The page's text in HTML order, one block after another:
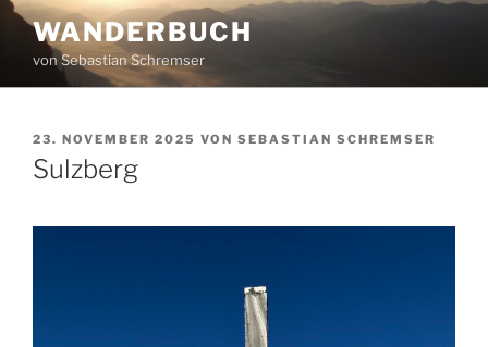
Zum
Inhalt
springen
WANDERBUCH
von Sebastian Schremser
VERÖFFENTLICHT
AM
23. NOVEMBER 2025 VON SEBASTIAN SCHREMSER
Sulzberg